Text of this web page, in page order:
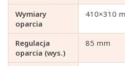
Wymiary
oparcia
410×310
Regulacja
oparcia (wys.)
85 mm